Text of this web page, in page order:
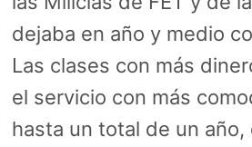
dejaba en año y medio
Las clases con más
el servicio con más
hasta un total de un año,